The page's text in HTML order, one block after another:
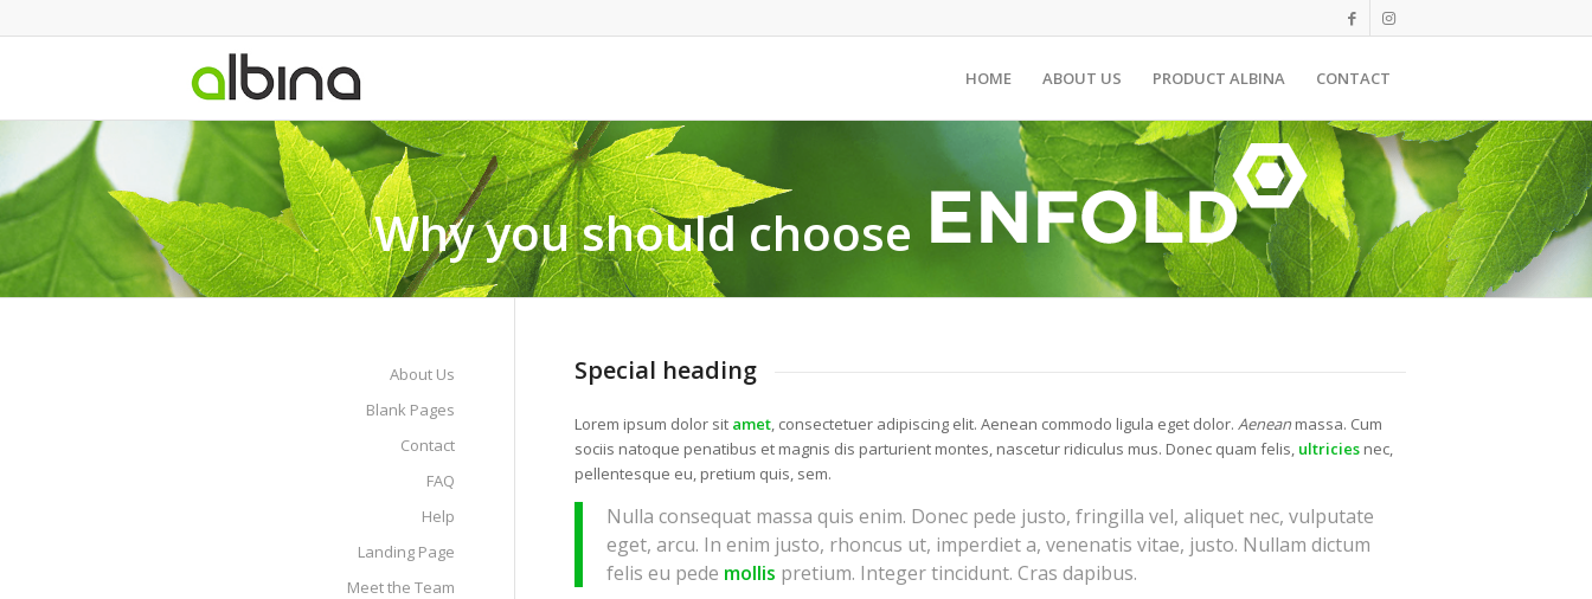
HOME ABOUT US PRODUCT ALBINA CONTACT
Why you should choose
Special heading
Lorem ipsum dolor sit amet, consectetuer adipiscing elit. Aenean commodo ligula eget dolor.Aenean massa. Cum
sociis natoque penatibus et magnis dis parturient montes, nascetur ridiculus mus. Donec quam felis, ultricies nec,
pellentesque eu, pretium quis, sem.
Nulla consequat massa quis enim. Donec pede justo, fringilla vel, aliquet nec, vulputate
eget, arcu. In enim justo, rhoncus ut, imperdiet a, venenatis vitae, justo. Nullam dictum
felis eu pede mollis pretium. Integer tincidunt. Cras dapibus.
About Us
Blank Pages
Contact
FAQ
Help
Landing Page
Meet the Team